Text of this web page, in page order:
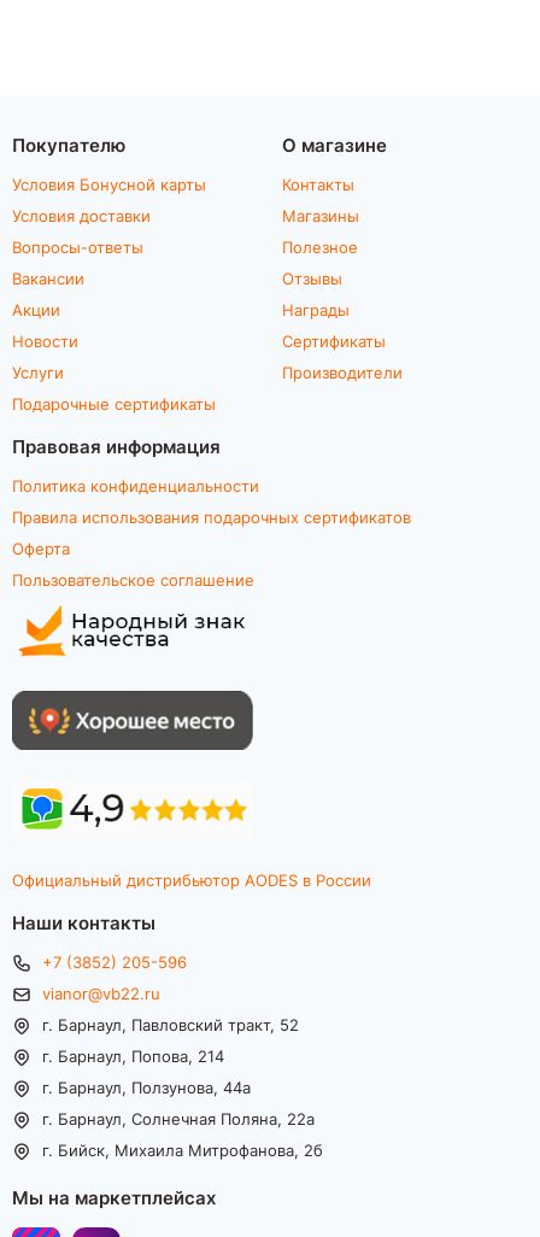
Покупателю
Условия Бонусной карты
Условия доставки
Вопросы-ответы
Вакансии
Акции
Новости
Услуги
Подарочные сертификаты
О магазине
Контакты
Магазины
Полезное
Отзывы
Награды
Сертификаты
Производители
Правовая информация
Политика конфиденциальности
Правила использования подарочных сертификатов
Оферта
Пользовательское соглашение
Официальный дистрибьютор AODES в России
Наши контакты
+7 (3852) 205-596
vianor@vb22.ru
г. Барнаул, Павловский тракт, 52
г. Барнаул, Попова, 214
г. Барнаул, Ползунова, 44а
г. Барнаул, Солнечная Поляна, 22а
г. Бийск, Михаила Митрофанова, 2б
Мы на маркетплейсах